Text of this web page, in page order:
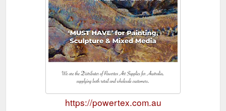
https://powertex.com.au